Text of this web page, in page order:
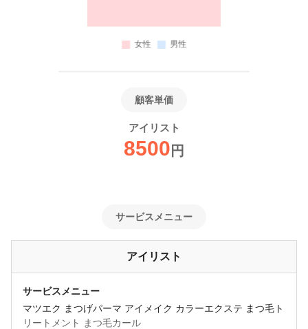
顧客単価
アイリスト
8500 円
サービスメニュー
アイリスト
サービスメニュー
マツエク まつげパーマ アイメイク カラーエクステ まつ毛ト
リートメント まつ毛カール